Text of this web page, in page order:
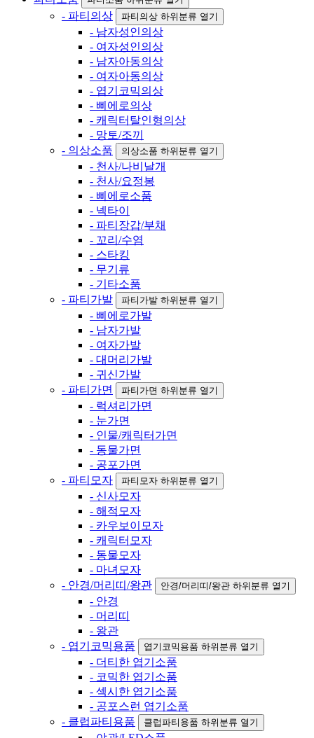
- 파티의상 파티의상 하위분류 열기
- 남자성인의상
- 여자성인의상
- 남자아동의상
- 여자아동의상
- 엽기코믹의상
- 삐에로의상
- 캐릭터탈인형의상
- 망토/조끼
- 의상소품
의상소품 하위분류 열기
- 천사/나비날개
- 천사/요정봉
- 삐에로소품
- 넥타이
- 파티장갑/부채
- 꼬리/수염
- 스타킹
- 무기류
- 기타소품
- 파티가발
파티가발 하위분류 열기
- 삐에로가발
- 남자가발
- 여자가발
- 대머리가발
- 귀신가발
- 파티가면
파티가면 하위분류 열기
- 럭셔리가면
- 눈가면
- 인물/캐릭터가면
- 동물가면
- 공포가면
- 파티모자
파티모자 하위분류 열기
- 신사모자
- 해적모자
- 카우보이모자
- 캐릭터모자
- 동물모자
- 마녀모자
- 안경/머리띠/왕관
안경/머리띠/왕관 하위분류 열기
- 안경
- 머리띠
- 왕관
- 엽기코믹용품
엽기코믹용품 하위분류 열기
- 더티한 엽기소품
- 코믹한 엽기소품
- 섹시한 엽기소품
- 공포스런 엽기소품
- 클럽파티용품
클럽파티용품 하위분류 열기